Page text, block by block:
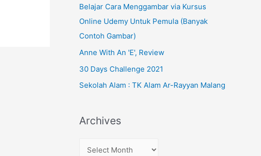
Belajar Cara Menggambar via Kursus
Online Udemy Untuk Pemula (Banyak
Contoh Gambar)
Anne With An 'E', Review
30 Days Challenge 2021
Sekolah Alam : TK Alam Ar-Rayyan Malang
Archives